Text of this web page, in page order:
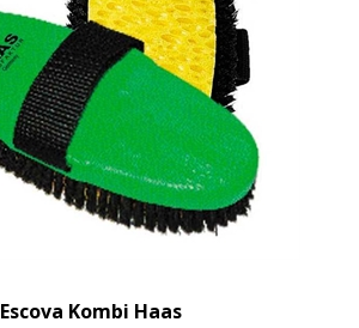
Escova Kombi Haas